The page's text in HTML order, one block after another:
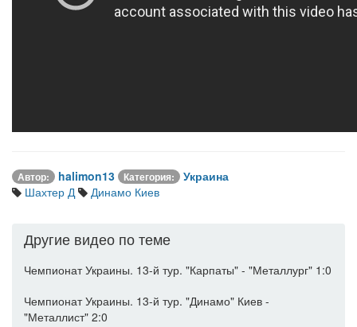
Автор: halimon13 Категория:
Украина
Шахтер Д
Динамо Киев
Другие видео по теме
Чемпионат Украины. 13-й тур. "Карпаты" - "Металлург" 1:0
Чемпионат Украины. 13-й тур. "Динамо" Киев -
"Металлист" 2:0